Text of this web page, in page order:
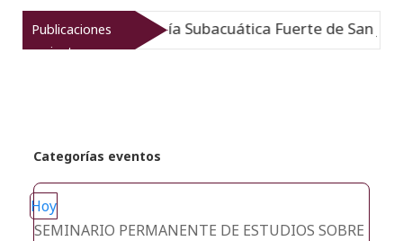
Publicaciones
recientes
de Arqueología Subacuática Fuerte de San José
Categorías eventos
Hoy
SEMINARIO PERMANENTE DE ESTUDIOS SOBRE